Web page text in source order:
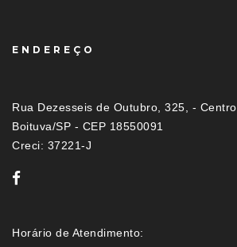
ENDEREÇO
Rua Dezesseis de Outubro, 325, - Centro
Boituva/SP - CEP 18550091
Creci: 37221-J
Horário de Atendimento: